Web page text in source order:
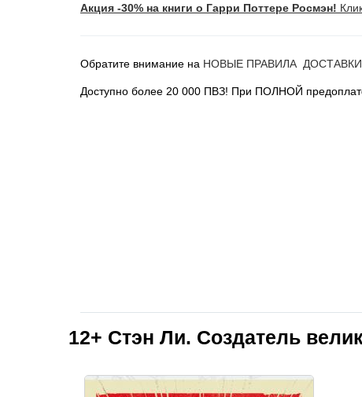
Акция -30% на книги о Гарри Поттере Росмэн!
Обратите внимание на НОВЫЕ ПРАВИЛА ДОСТАВКИ
Доступно более 20 000 ПВЗ! При ПОЛНОЙ
12+ Стэн Ли. Создатель